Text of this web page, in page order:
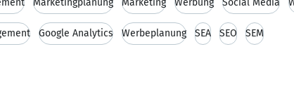
Marketingplanung Marketing Werbung Social Media
Google Analytics Werbeplanung SEA SEO SEM